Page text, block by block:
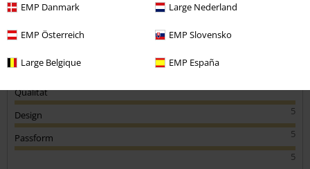
EMP Danmark Large Nederland
EMP Österreich EMP Slovensko
Large Belgique EMP España
Die Hose passt wie angegossen. Sie hat einen super bequemen
Qualität
5
Design
5
Passform
5